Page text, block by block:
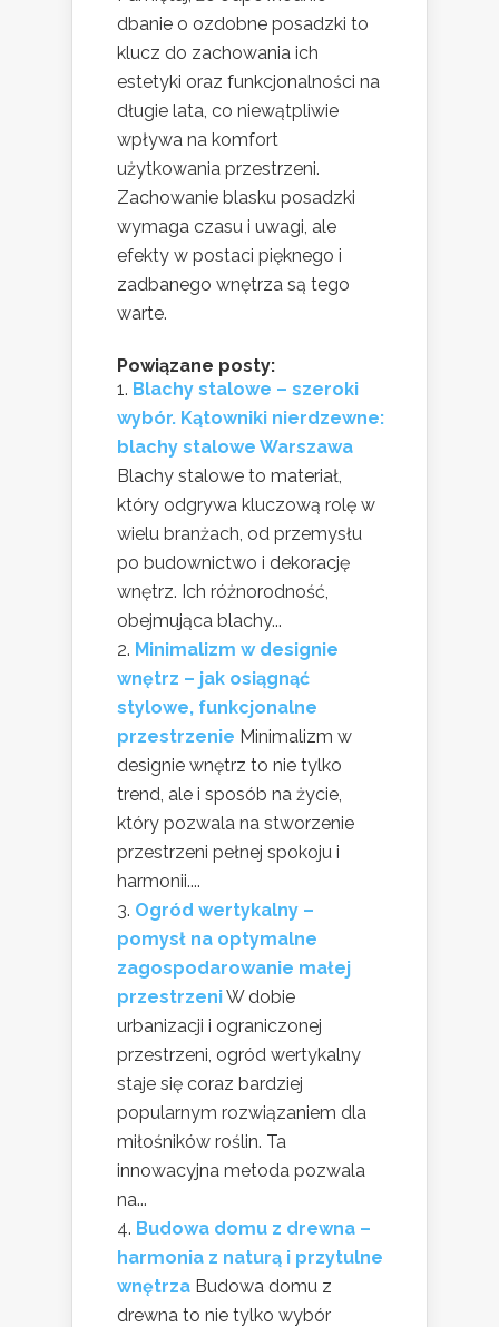
dbanie o ozdobne posadzki to
klucz do zachowania ich
estetyki oraz funkcjonalności na
długie lata, co niewątpliwie
wpływa na komfort
użytkowania przestrzeni.
Zachowanie blasku posadzki
wymaga czasu i uwagi, ale
efekty w postaci pięknego i
zadbanego wnętrza są tego
warte.
Powiązane posty:
Blachy stalowe – szeroki
wybór. Kątowniki nierdzewne:
blachy stalowe Warszawa
Blachy stalowe to materiał,
który odgrywa kluczową rolę w
wielu branżach, od przemysłu
po budownictwo i dekorację
wnętrz. Ich różnorodność,
obejmująca blachy...
Minimalizm w designie
wnętrz – jak osiągnąć
stylowe, funkcjonalne
przestrzenie Minimalizm w
designie wnętrz to nie tylko
trend, ale i sposób na życie,
który pozwala na stworzenie
przestrzeni pełnej spokoju i
harmonii....
Ogród wertykalny –
pomysł na optymalne
zagospodarowanie małej
przestrzeniW dobie
urbanizacji i ograniczonej
przestrzeni, ogród wertykalny
staje się coraz bardziej
popularnym rozwiązaniem dla
miłośników roślin. Ta
innowacyjna metoda pozwala
na...
Budowa domu z drewna –
harmonia z naturą i przytulne
wnętrza Budowa domu z
drewna to nie tylko wybór